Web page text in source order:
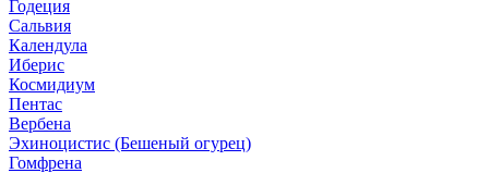
Годеция
Сальвия
Календула
Иберис
Космидиум
Пентас
Вербена
Эхиноцистис (Бешеный огурец)
Гомфрена